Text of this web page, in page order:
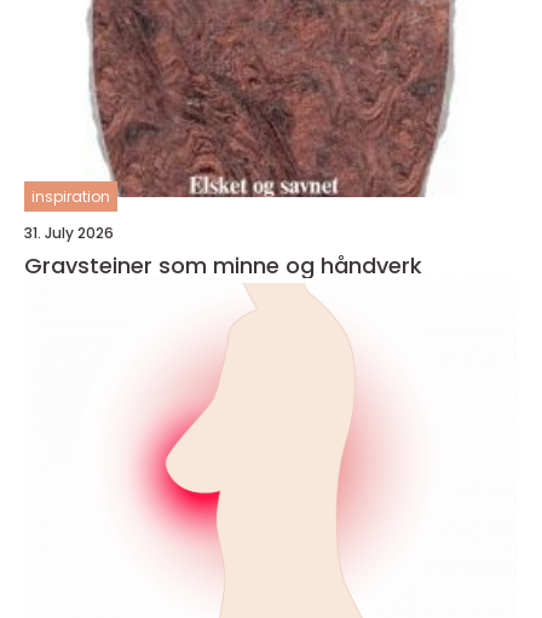
inspiration
31. July 2026
Gravsteiner som minne og håndverk